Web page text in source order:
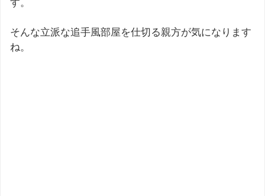
す。
そんな立派な追手風部屋を仕切る親方が気になります
ね。